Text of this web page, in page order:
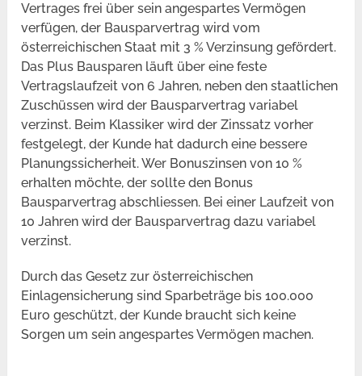
Vertrages frei über sein angespartes Vermögen
verfügen, der Bausparvertrag wird vom
österreichischen Staat mit 3 % Verzinsung gefördert.
Das Plus Bausparen läuft über eine feste
Vertragslaufzeit von 6 Jahren, neben den staatlichen
Zuschüssen wird der Bausparvertrag variabel
verzinst. Beim Klassiker wird der Zinssatz vorher
festgelegt, der Kunde hat dadurch eine bessere
Planungssicherheit. Wer Bonuszinsen von 10 %
erhalten möchte, der sollte den Bonus
Bausparvertrag abschliessen. Bei einer Laufzeit von
10 Jahren wird der Bausparvertrag dazu variabel
verzinst.
Durch das Gesetz zur österreichischen
Einlagensicherung sind Sparbeträge bis 100.000
Euro geschützt, der Kunde braucht sich keine
Sorgen um sein angespartes Vermögen machen.